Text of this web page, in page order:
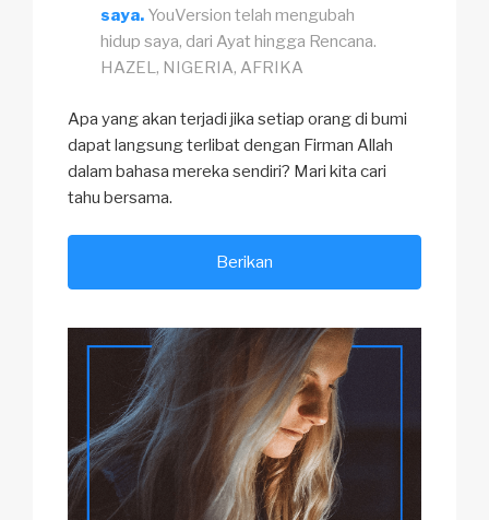
saya. YouVersion telah mengubah
hidup saya, dari Ayat hingga Rencana.
HAZEL, NIGERIA, AFRIKA
Apa yang akan terjadi jika setiap orang di bumi
dapat langsung terlibat dengan Firman Allah
dalam bahasa mereka sendiri? Mari kita cari
tahu bersama.
Berikan